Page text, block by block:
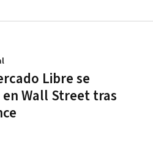
Libre se
Wall Street tras